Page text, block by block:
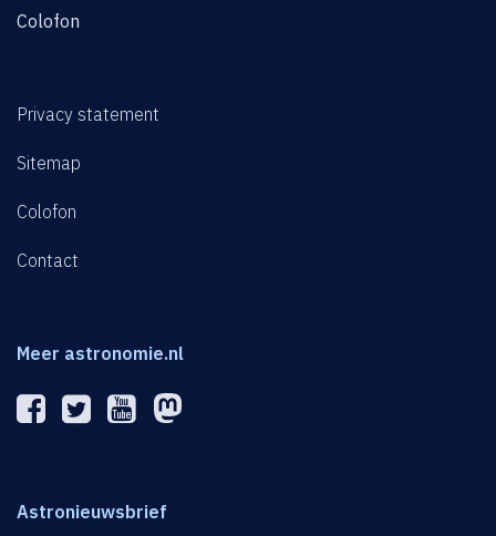
Colofon
Privacy statement
Sitemap
Colofon
Contact
Meer astronomie.nl
Astronieuwsbrief